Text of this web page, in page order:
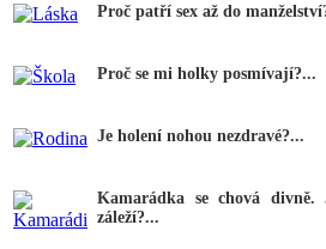
Proč patří sex až do
Proč se mi holky posmívají?...
Je holení nohou nezdravé?...
Kamarádka se chová
záleží?...